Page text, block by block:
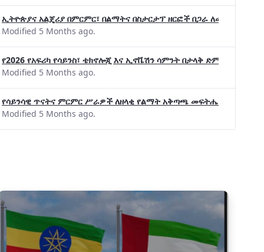
አጋሮች በአባልነት የየያዘ የኢኖቬሽን፣የዲጅታል ኢኮኖሚ እና
የኢንፎርሜሽን ቴክኖሎጂ የጋራ ግብረሃይል ተቋቋመ
ኢትዮጵያና አልጄሪያ በምርምር፣ በልማትና በስታርታፕ ዘርፎች በጋራ ለመስራት መከሩ፡፡
Modified 5 Months ago.
የ2026 የአፍሪካ የሳይንስ፣ ቴክኖሎጂ እና ኢኖቬሽን ሳምንት በታላቅ ድምቀት
Modified 5 Months ago.
የሳይንሳዊ ጥናትና ምርምር ሥራዎች ለዘላቂ የልማት አቅጣጫ መፍትሔ ጠቋሚ
Modified 5 Months ago.